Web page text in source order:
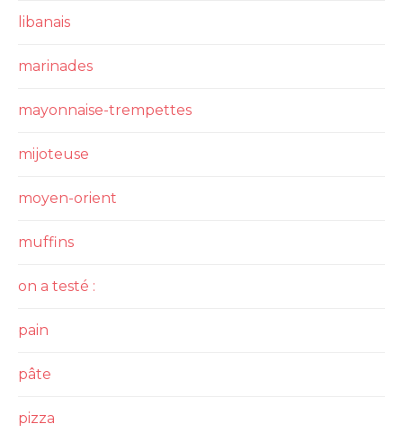
libanais
marinades
mayonnaise-trempettes
mijoteuse
moyen-orient
muffins
on a testé :
pain
pâte
pizza